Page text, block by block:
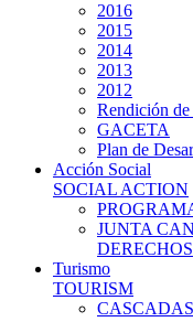
2016
2015
2014
2013
2012
Rendición de
GACETA
Plan de
Acción Social
SOCIAL ACTION
JUNTA
DERECHOS
Turismo
TOURISM
CASCADAS